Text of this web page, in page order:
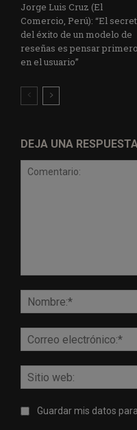
Jorge Luis Cruz (El
Comercio, Perú): “El
del éxito de un modelo de
reseñas es pensar primero
en el usuario”
DEJA UNA
Guardar mis datos